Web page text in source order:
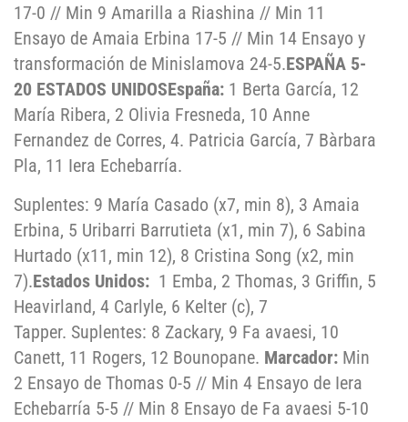
17-0 // Min 9 Amarilla a Riashina // Min 11
Ensayo de Amaia Erbina 17-5 // Min 14 Ensayo y
transformación de Minislamova 24-5.ESPAÑA 5-
20 ESTADOS UNIDOSEspaña: 1 Berta García, 12
María Ribera, 2 Olivia Fresneda, 10 Anne
Fernandez de Corres, 4. Patricia García, 7 Bàrbara
Pla, 11 Iera Echebarría.
Suplentes: 9 María Casado (x7, min 8), 3 Amaia
Erbina, 5 Uribarri Barrutieta (x1, min 7), 6 Sabina
Hurtado (x11, min 12), 8 Cristina Song (x2, min
7).Estados Unidos: 1 Emba, 2 Thomas, 3 Griffin, 5
Heavirland, 4 Carlyle, 6 Kelter (c), 7
Tapper. Suplentes: 8 Zackary, 9 Fa avaesi, 10
Canett, 11 Rogers, 12 Bounopane. Marcador: Min
2 Ensayo de Thomas 0-5 // Min 4 Ensayo de Iera
Echebarría 5-5 // Min 8 Ensayo de Fa avaesi 5-10